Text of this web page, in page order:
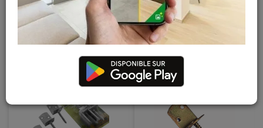
Support piquet
pointe - 90 x 90 mm
Table Pique-Nique
Lubin -
1800x750x1500mm
502,49€